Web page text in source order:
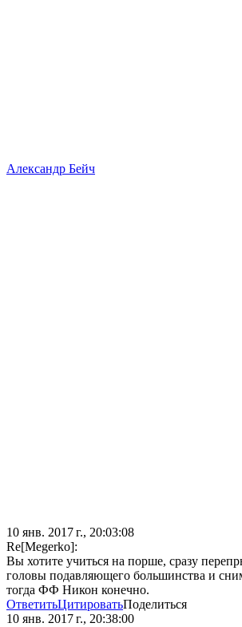
Александр Бейч
10 янв. 2017 г., 20:03:08
Re[Megerko]:
Вы хотите учиться на порше, сразу
головы подавляющего большинства и
тогда ФФ Никон конечно.
ОтветитьЦитироватьПоделиться
10 янв. 2017 г., 20:38:00